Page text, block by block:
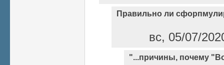
Правильно ли
вс, 05/07/
"...причины, почему